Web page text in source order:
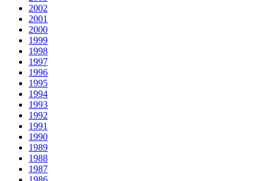
2002
2001
2000
1999
1998
1997
1996
1995
1994
1993
1992
1991
1990
1989
1988
1987